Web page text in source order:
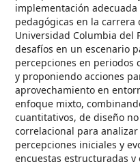
implementación
pedagógicas en la
Universidad Columbia del
desafíos en un escenario
percepciones en periodos
y proponiendo acciones
aprovechamiento en
enfoque mixto,
cuantitativos, de diseño
correlacional para
percepciones iniciales y
encuestas estructuradas